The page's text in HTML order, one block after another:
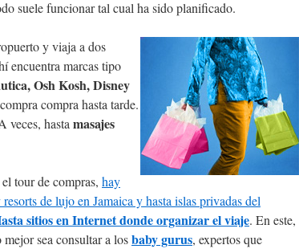
suele funcionar tal cual ha sido planificado.
y viaja a dos
encuentra marcas tipo
Osh Kosh, Disney
compra hasta tarde.
veces, hasta masajes
tour de compras, hay
de lujo en Jamaica y hasta islas privadas del
sitios en Internet donde organizar el viaje. En este,
sea consultar a losbaby gurus, expertos que